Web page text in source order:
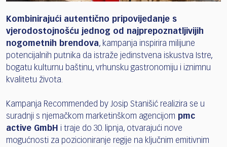
Kombinirajući autentično pripovijedanje s
vjerodostojnošću jednog od najprepoznatljivijih
nogometnih brendova, kampanja inspirira milijune
potencijalnih putnika da istraže jedinstvena iskustva Istre,
bogatu kulturnu baštinu, vrhunsku gastronomiju i iznimnu
kvalitetu života.
Kampanja Recommended by Josip Stanišić realizira se u
suradnji s njemačkom marketinškom agencijom pmc
active GmbH i traje do 30. lipnja, otvarajući nove
mogućnosti za pozicioniranje regije na ključnim emitivnim